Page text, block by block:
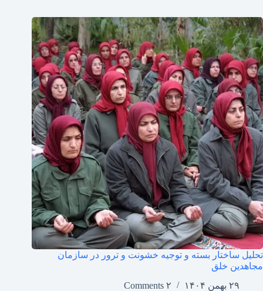
تحلیل ساختار بسته و توجیه خشونت و ترور در سازمان
مجاهدین خلق
۲۹ بهمن ۱۴۰۴
۲ Comments